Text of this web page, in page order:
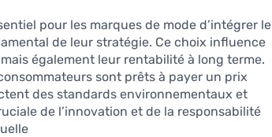
pour les marques de mode d’intégrer le
de leur stratégie. Ce choix influence
mais également leur rentabilité à long terme.
sont prêts à payer un prix
des standards environnementaux et
de l’innovation et de la responsabilité